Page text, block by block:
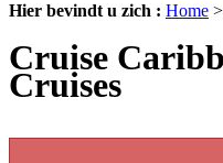
Hier bevindt u zich : Home >
Cruise
Cruises